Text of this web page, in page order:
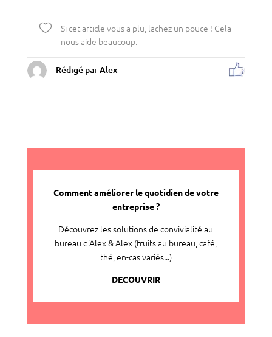

Si cet article vous a plu, lachez un pouce ! Cela
nous aide beaucoup.
Rédigé par Alex
Comment améliorer le quotidien de votre
entreprise ?
Découvrez les solutions de convivialité au
bureau d'Alex & Alex (fruits au bureau, café,
thé, en-cas variés...)
DECOUVRIR